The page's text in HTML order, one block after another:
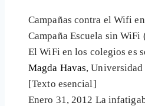
Campañas contra el Wifi
Campaña Escuela sin WiFi
El WiFi en los colegios es
Magda Havas, Universidad
[Texto esencial]
Enero 31, 2012 La